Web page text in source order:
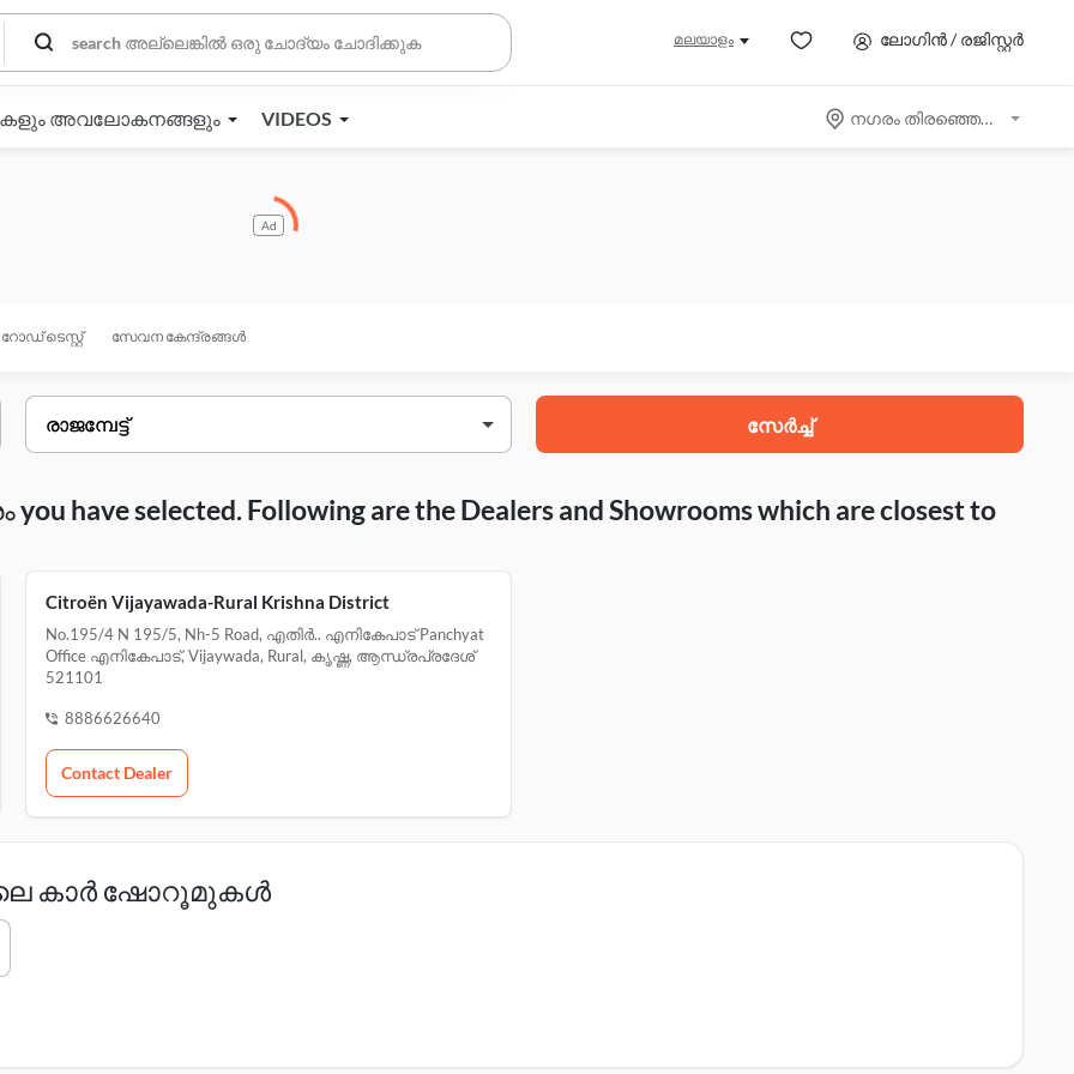
മലയാളം ലോഗിൻ / രജിസ്റ്റർ
അവലോകനങ്ങളും VIDEOS നഗരം തിരഞ്ഞെടുക്കുക
Ad
റോഡ് ടെസ്റ്റ് സേവന കേന്ദ്രങ്ങൾ
സേർച്ച്
have selected. Following are the Dealers and Showrooms which are closest to
Citroën Vijayawada-Rural Krishna District
No.195/4 N 195/5, Nh-5 Road, എതിർ.. എനികേപാട് Panchyat
Office എനികേപാട്, Vijaywada, Rural, കൃഷ്ണ, ആന്ധ്രപ്രദേശ്
521101
8886626640
Contact Dealer
കാർ ഷോറൂമുകൾ